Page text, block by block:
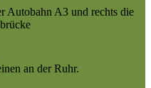
Autobahn A3 und rechts die
an der Ruhr.